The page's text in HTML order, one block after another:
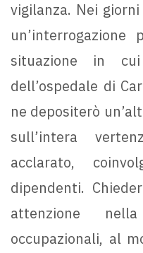
vigilanza. Nei
situazione in
dell’ospedale di
ne depositerò
sull’intera
acclarato,
dipendenti.
attenzione
occupazionali, al